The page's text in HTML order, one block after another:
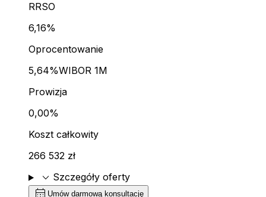
RRSO
6,16%
Oprocentowanie
5,64%WIBOR 1M
Prowizja
0,00%
Koszt całkowity
266 532 zł
expand_more Szczegóły oferty
Umów darmową konsultację